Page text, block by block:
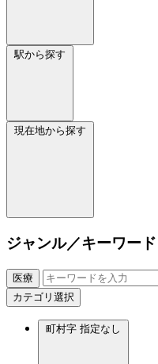
駅から探す
現在地から探す
ジャンル／キーワード
医療
カテゴリ選択
町村字 指定なし